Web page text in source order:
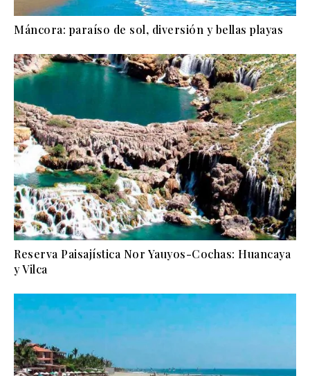
Máncora: paraíso de sol, diversión y bellas playas
Reserva Paisajística Nor Yauyos-Cochas: Huancaya
y Vilca